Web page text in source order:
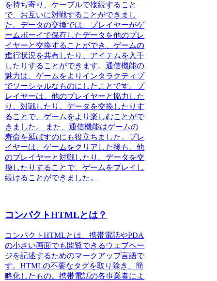
を持ち寄り、ケーブルで接続すること
で、お互いに対戦することができまし
た。データの交換では、プレイヤーがゲ
ームボーイで保存したデータを他のプレ
イヤーと交換することができ、ゲームの
進行状況を共有したり、アイテムを入手
したりすることができます。通信機能の
魅力は、ゲームをよりインタラクティブ
でソーシャルなものにしたことです。 プ
レイヤーは、他のプレイヤーと協力した
り、対戦したり、データを交換したりす
ることで、ゲームをより楽しむことがで
きました。
また、通信機能はゲームの
寿命を延ばすのにも役立ちました。 プレ
イヤーは、ゲームをクリアした後も、他
のプレイヤーと対戦したり、データを交
換したりすることで、ゲームをプレイし
続けることができました。
コンパクトHTMLとは？
コンパクトHTMLとは、携帯電話やPDA
の小さい画面でも閲覧できるウェブペー
ジを記述するためのマークアップ言語で
す。HTMLの不要なタグを取り除き、簡
略化したもの。携帯電話の各事業者によ